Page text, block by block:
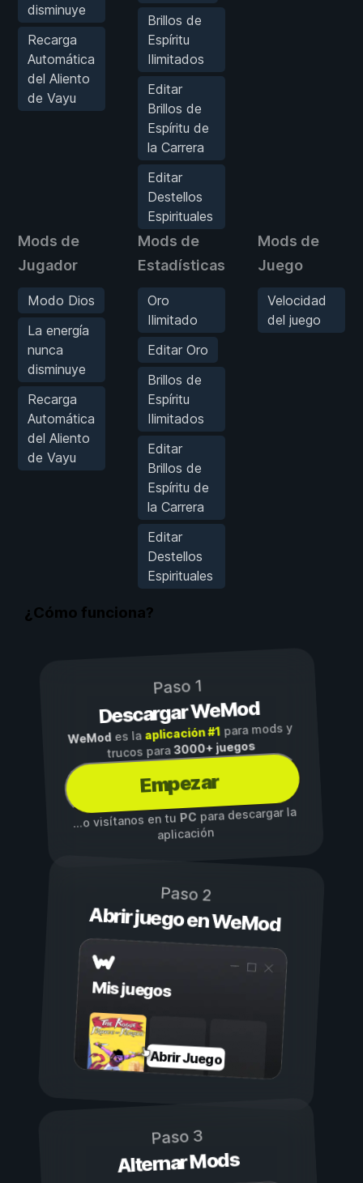
disminuye
Recarga
Automática
del Aliento
de Vayu
Brillos de
Espíritu
Ilimitados
Editar
Brillos de
Espíritu de
la Carrera
Editar
Destellos
Espirituales
Mods de
Jugador
Modo Dios
La energía
nunca
disminuye
Recarga
Automática
del Aliento
de Vayu
Mods de
Estadísticas
Oro
Ilimitado
Editar Oro
Brillos de
Espíritu
Ilimitados
Editar
Brillos de
Espíritu de
la Carrera
Editar
Destellos
Espirituales
Mods de
Juego
Velocidad
del juego
¿Cómo funciona?
Paso 1
Descargar WeMod
WeMod es la aplicación #1para mods y
trucos para3000+ juegos
Empezar
...o visítanos en tuPCpara descargar la
aplicación
Paso 2
Abrir juego en WeMod
Mis juegos
Abrir Juego
Paso 3
Alternar Mods